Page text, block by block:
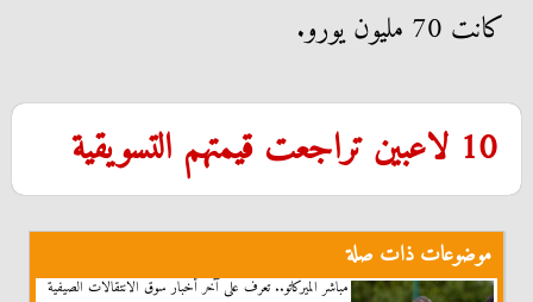
كانت 70 مليون يورو.
10 لاعبين تراجعت قيمتهم التسويقية
موضوعات ذات صلة
مباشر الميركاتو.. تعرف على آخر أخبار سوق الانتقالات الصيفية